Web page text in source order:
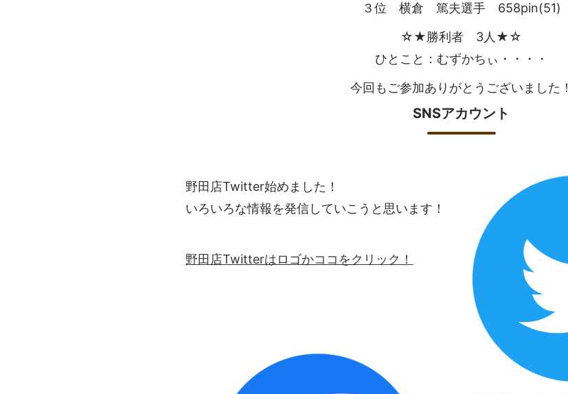
３位 横倉 篤夫選手 658pin(51)
☆★勝利者 3人★☆
ひとこと：むずかちぃ・・・・
今回もご参加ありがとうございました！
SNSアカウント
野田店Twitter始めました！
いろいろな情報を発信していこうと思います！
野田店Twitterはロゴかココをクリック！